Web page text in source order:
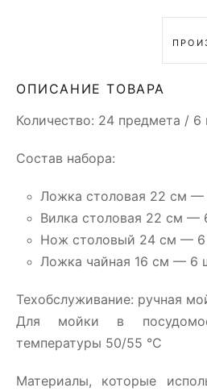
ОПИСАНИЕ ТОВАРА
Количество: 24 предмета / 6
Состав набора:
Ложка столовая 22 см —
Вилка столовая 22 см —
Нож столовый 24 см — 6
Ложка чайная 16 см — 6
Техобслуживание: ручная
Для мойки в
температуры 50/55 °C
Материалы, которые